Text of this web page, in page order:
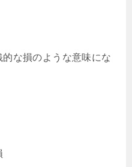
な損のような意味にな